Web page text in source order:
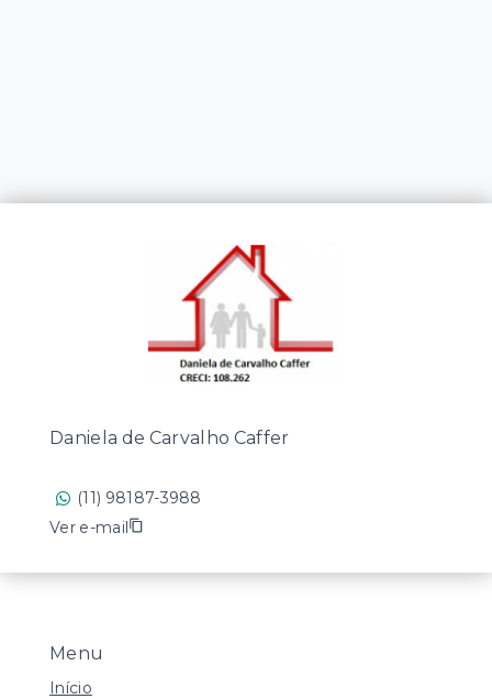
Menu
Início
Daniela de Carvalho Caffer
(11) 98187-3988
Ver e-mail